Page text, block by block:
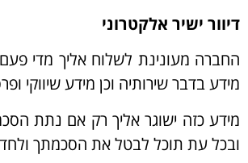
דיוור ישיר אלקטרוני
החברה מעונינת לשלוח אליך מדי
מידע בדבר שירותיה וכן מידע שיווקי
מידע כזה ישוגר אליך רק אם נתת
ובכל עת תוכל לבטל את הסכמתך